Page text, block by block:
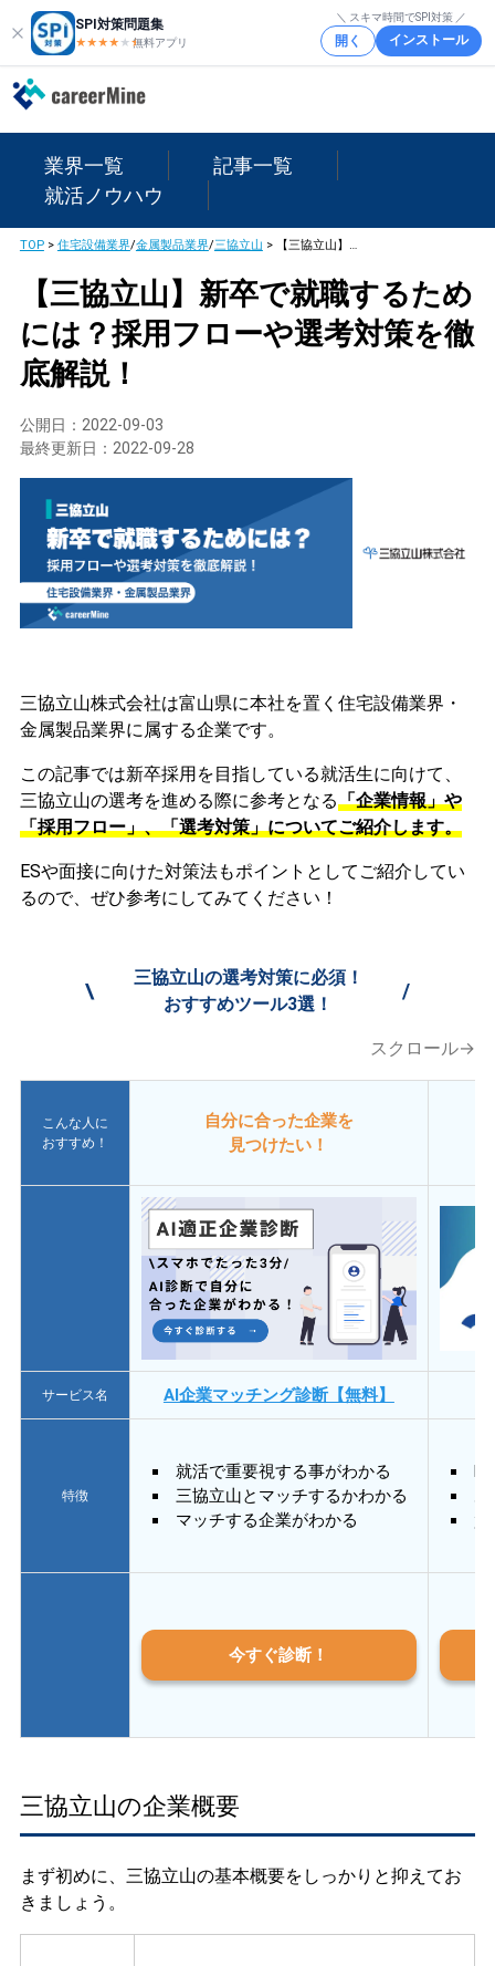
SPI対策問題集
★★★★ ★★
無料アプリ
＼ スキマ時間でSPI対策 ／
開く インストール
業界一覧
記事一覧
就活ノウハウ
TOP> 住宅設備業界/金属製品業界/三協立山 > 【三協立山】新卒で就職するためには？採用フローや選考対策を徹底解説！
【三協立山】新卒で就職するため
には？採用フローや選考対策を徹
底解説！
公開日： 2022-09-03
最終更新日： 2022-09-28
三協立山株式会社は富山県に本社を置く住宅設備業界・
金属製品業界に属する企業です。
この記事では新卒採用を目指している就活生に向けて、
三協立山の選考を進める際に参考となる「企業情報」や
「採用フロー」、「選考対策」についてご紹介します。
ESや面接に向けた対策法もポイントとしてご紹介してい
るので、ぜひ参考にしてみてください！
\
三協立山の選考対策に必須！
おすすめツール3選！
/
スクロール→
こんな人に
おすすめ！
自分に合った企業を
見つけたい！
サービス名 AI企業マッチング診断【無料】
特徴
就活で重要視する事がわかる
三協立山とマッチするかわかる
マッチする企業がわかる
質
今すぐ診断！
三協立山の企業概要
まず初めに、三協立山の基本概要をしっかりと抑えてお
きましょう。